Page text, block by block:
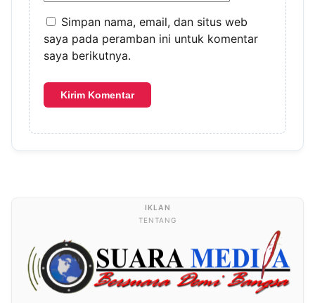
Simpan nama, email, dan situs web
saya pada peramban ini untuk komentar
saya berikutnya.
TENTANG